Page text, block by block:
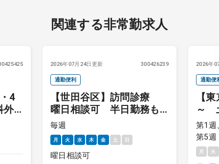
関連する非常勤求人
4
外
2026年07月24日更新 300426239
通勤便利
【世田谷区】訪問診療
曜日相談可 半日勤務も
OK 駅近クリニックです
毎週
月 火 水 木 金 土 日
曜日相談可
2026年
通勤便
【
～
前
第
第1週
第5週
月 火